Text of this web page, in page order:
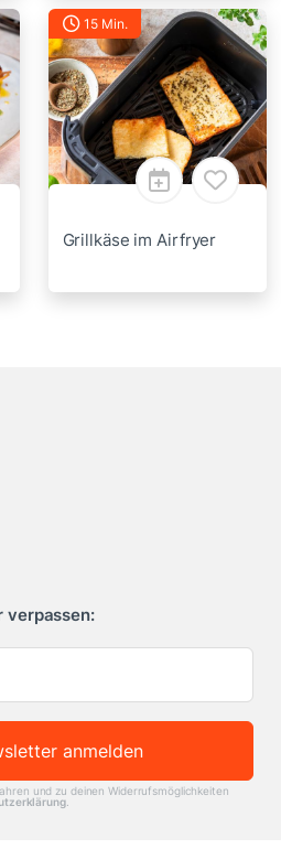
15 Min.
Grillkäse im Airfryer
verpassen:
anmelden
und zu deinen Widerrufsmöglichkeiten
.